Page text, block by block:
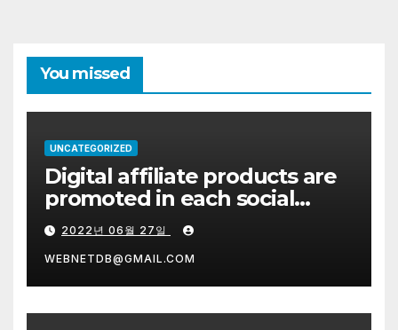
You missed
UNCATEGORIZED
Digital affiliate products are
promoted in each social
network system on the right.
2022년 06월 27일
WEBNETDB@GMAIL.COM